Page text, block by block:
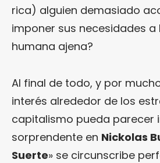
rica) alguien demasiado
imponer sus necesidades a
humana ajena?
Al final de todo, y por
interés alrededor de los
capitalismo pueda parecer
sorprendente en Nickolas
Suerte» se circunscribe